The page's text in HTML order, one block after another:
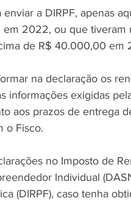
a DIRPF, apenas
2022, ou que tiveram
de R$ 40.000,00 em
na declaração os
informações exigidas
aos prazos de entrega
o Fisco.
no Imposto de
Individual
(DIRPF), caso tenha